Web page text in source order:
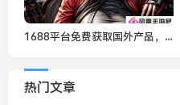
1688平台免费获取国外产品，跨境电商助力全球采购
热门文章